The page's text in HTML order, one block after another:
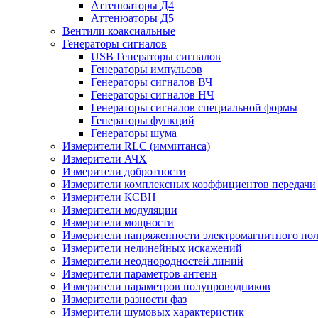
Аттенюаторы Д4
Аттенюаторы Д5
Вентили коаксиальные
Генераторы сигналов
USB Генераторы сигналов
Генераторы импульсов
Генераторы сигналов ВЧ
Генераторы сигналов НЧ
Генераторы сигналов специальной формы
Генераторы функций
Генераторы шума
Измерители RLC (иммитанса)
Измерители АЧХ
Измерители добротности
Измерители комплексных коэффициентов передачи
Измерители КСВН
Измерители модуляции
Измерители мощности
Измерители напряженности электромагнитного
Измерители нелинейных искажений
Измерители неоднородностей линий
Измерители параметров антенн
Измерители параметров полупроводников
Измерители разности фаз
Измерители шумовых характеристик